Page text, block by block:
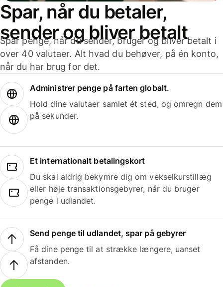
Spar, når du betaler,
sender og bliver betalt
Spar penge, når du sender, bruger og bliver betalt i
over 40 valutaer. Alt hvad du behøver, på én konto,
når du har brug for det.
Administrer penge på farten globalt.
Hold dine valutaer samlet ét sted, og omregn dem
på sekunder.
Et internationalt betalingskort
Du skal aldrig bekymre dig om vekselkurstillæg
eller høje transaktionsgebyrer, når du bruger
penge i udlandet.
Send penge til udlandet, spar på gebyrer
Få dine penge til at strække længere, uanset
afstanden.